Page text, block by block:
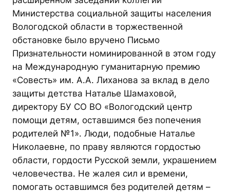
Министерства социальной защиты населения
Вологодской области в торжественной
обстановке было вручено Письмо
Признательности номинированной в этом году
на Международную гуманитарную премию
«Совесть» им. А.А. Лиханова за вклад в дело
защиты детства Наталье Шамаховой,
директору БУ СО ВО «Вологодский центр
помощи детям, оставшимся без попечения
родителей №1». Люди, подобные Наталье
Николаевне, по праву являются гордостью
области, гордости Русской земли, украшением
человечества. Не жалея сил и времени,
помогать оставшимся без родителей детям –